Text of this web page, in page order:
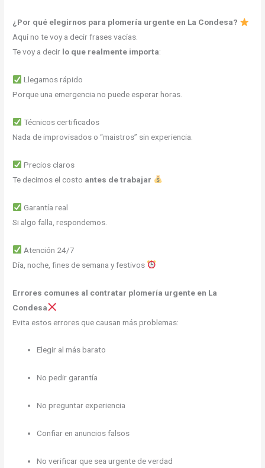
¿Por qué elegirnos para plomería urgente en La Condesa?
Aquí no te voy a decir frases vacías.
Te voy a decir lo que realmente importa:
Llegamos rápido
Porque una emergencia no puede esperar horas.
Técnicos certificados
Nada de improvisados o “maistros” sin experiencia.
Precios claros
Te decimos el costo antes de trabajar
Garantía real
Si algo falla, respondemos.
Atención 24/7
Día, noche, fines de semana y festivos
Errores comunes al contratar plomería urgente en La
Condesa
Evita estos errores que causan más problemas:
Elegir al más barato
No pedir garantía
No preguntar experiencia
Confiar en anuncios falsos
No verificar que sea urgente de verdad